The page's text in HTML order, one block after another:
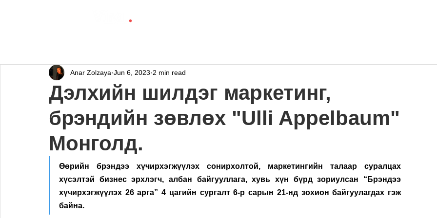
Дэлхийн шилдэг маркетинг,
брэндийн зөвлөх "Ulli Appelbaum"
Mонголд.
Anar Zolzaya Jun 6, 2023 2 min read
Өөрийн брэндээ хүчирхэгжүүлэх сонирхолтой, маркетингийн талаар суралцах
хүсэлтэй бизнес эрхлэгч, албан байгууллага, хувь хүн бүрд зориулсан “Брэндээ
хүчирхэгжүүлэх 26 арга” 4 цагийн сургалт 6-р сарын 21-нд зохион байгуулагдах гэж
байна.